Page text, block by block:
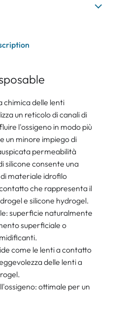
delle lenti
un reticolo di canali di
l'ossigeno in modo più
un minore impiego di
permeabilità
silicone consente una
materiale idrofilo
che rappresenta il
e silicone hydrogel.
superficie naturalmente
superficiale o
come le lenti a contatto
delle lenti a
ottimale per un